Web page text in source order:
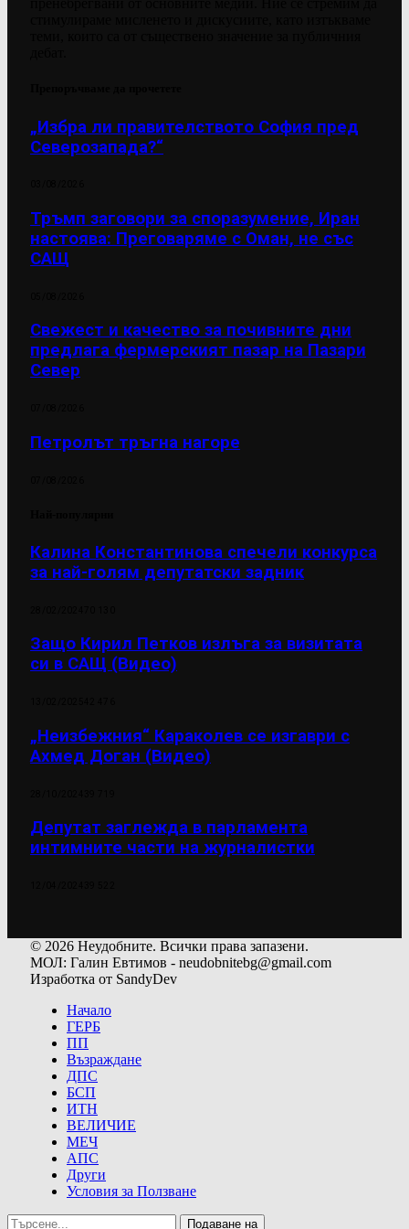
„Избра ли правителството София пред
Северозапада?“
Тръмп заговори за споразумение, Иран
настоява: Преговаряме с Оман, не със
САЩ
Свежест и качество за почивните дни
предлага фермерският пазар на Пазари
Север
Петролът тръгна нагоре
Калина Константинова спечели конкурса
за най-голям депутатски задник
Защо Кирил Петков излъга за визитата
си в САЩ (Видео)
„Неизбежния“ Караколев се изгаври с
Ахмед Доган (Видео)
Депутат заглежда в парламента
интимните части на журналистки
© 2026 Неудобните. Всички права запазени.
МОЛ: Галин Евтимов - neudobnitebg@gmail.com
Изработка от SandyDev
Начало
ГЕРБ
ПП
Възраждане
ДПС
БСП
ИТН
ВЕЛИЧИЕ
МЕЧ
АПС
Други
Условия за Ползване
Подаване на